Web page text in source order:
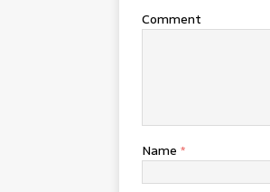
Comment
Name *